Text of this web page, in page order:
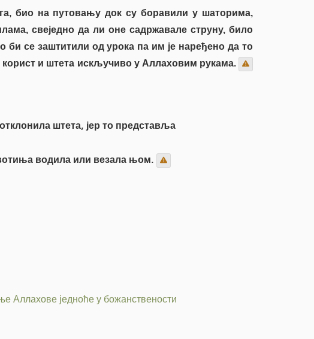
био на путовању док су боравили у шаторима,
свеједно да ли оне садржавале струну, било
се заштитили од урока па им је наређено да то
корист и штета искључиво у Аллаховим рукама.
штета, јер то представља
водила или везала њом.
Аллахове једноће у божанствености